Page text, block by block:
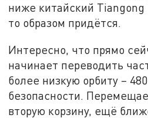
ниже китайский
то образом придётся.
Интересно, что прямо
начинает переводить
более низкую орбиту –
безопасности.
вторую корзину, ещё